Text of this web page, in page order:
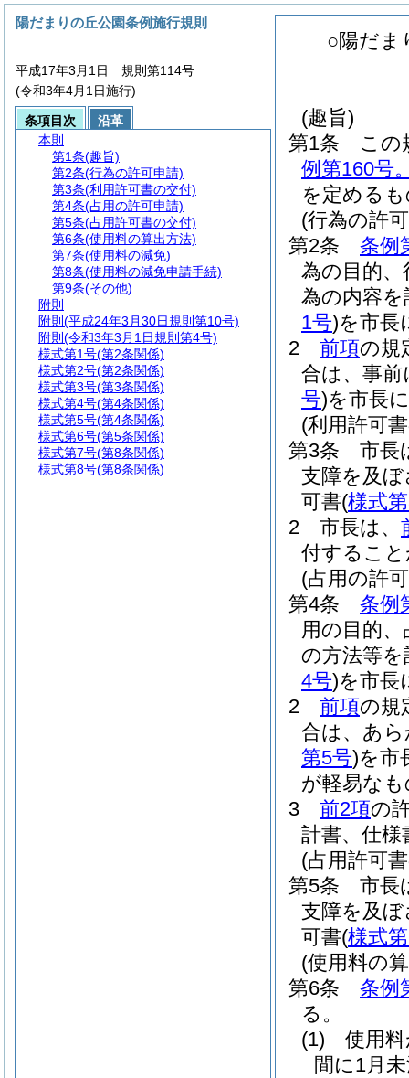
○陽だま
(趣旨)
第1条
この
例第160号
を定める
(行為の許
第2条
条例
為の目的、
為の内容
1号)を市長
2
前項の規
合は、事
号)を市長
(利用許可
第3条
市長
支障を及
可書(様式
2
市長は、
付するこ
(占用の許
第4条
条例
用の目的
の方法等
4号)を市長
2
前項の規
合は、あ
第5号)を市
が軽易な
3
前2項の
計書、仕
(占用許可
第5条
市長
支障を及
可書(様式
(使用料の
第6条
条例
る。
(1)
使用
間に1月
陽だまりの丘公園条例施行規則
平成17年3月1日 規則第114号
(令和3年4月1日施行)
条項目次
沿革
本則
第1条(趣旨)
第2条(行為の許可申請)
第3条(利用許可書の交付)
第4条(占用の許可申請)
第5条(占用許可書の交付)
第6条(使用料の算出方法)
第7条(使用料の減免)
第8条(使用料の減免申請手続)
第9条(その他)
附則
附則 (平成24年3月30日規則第10号)
附則 (令和3年3月1日規則第4号)
様式第1号(第2条関係)
様式第2号(第2条関係)
様式第3号(第3条関係)
様式第4号(第4条関係)
様式第5号(第4条関係)
様式第6号(第5条関係)
様式第7号(第8条関係)
様式第8号(第8条関係)